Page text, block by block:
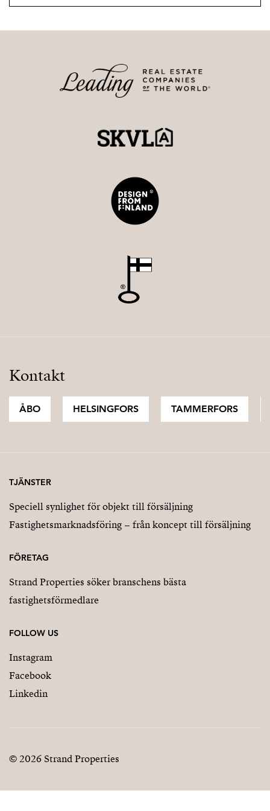
maarit@strand.fi
Kontakt
ÅBO HELSINGFORS TAMMERFORS
TJÄNSTER
Speciell synlighet för objekt till försäljning
Fastighetsmarknadsföring – från koncept till försäljning
FÖRETAG
Strand Properties söker branschens bästa
fastighetsförmedlare
FOLLOW US
Instagram
Facebook
Linkedin
© 2026 Strand Properties